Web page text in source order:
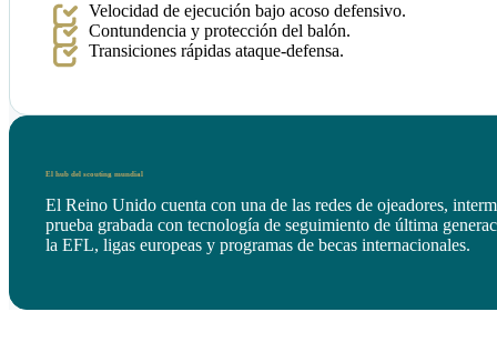
Velocidad de ejecución bajo acoso defensivo.
Contundencia y protección del balón.
Transiciones rápidas ataque-defensa.
El hub del scouting mundial
El Reino Unido cuenta con una de las redes de ojeadores,
prueba grabada con tecnología de seguimiento de última
la EFL, ligas europeas y programas de becas internacionales.